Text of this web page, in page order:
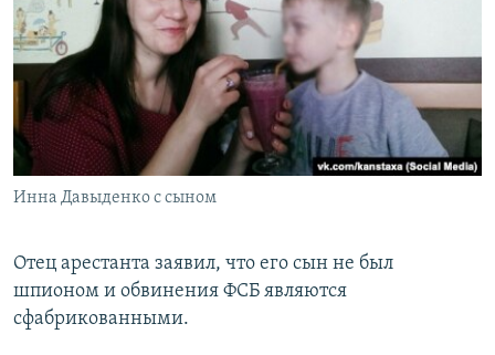
Инна Давыденко с сыном
​Отец арестанта заявил, что его сын не был
шпионом и обвинения ФСБ являются
сфабрикованными.